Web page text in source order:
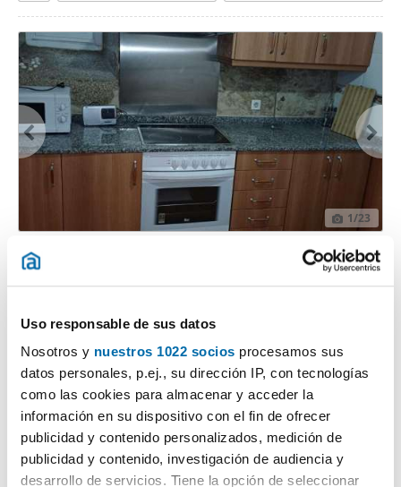
Uso responsable de sus datos
Nosotros y nuestros 1022 socios procesamos sus
datos personales, p.ej., su dirección IP, con tecnologías
como las cookies para almacenar y acceder la
información en su dispositivo con el fin de ofrecer
publicidad y contenido personalizados, medición de
publicidad y contenido, investigación de audiencia y
desarrollo de servicios. Tiene la opción de seleccionar
1/23
725€ PREMIUM